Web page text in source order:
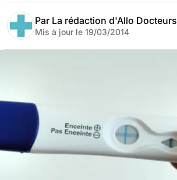
Par La rédaction d'Allo Docteurs
Mis à jour le 19/03/2014